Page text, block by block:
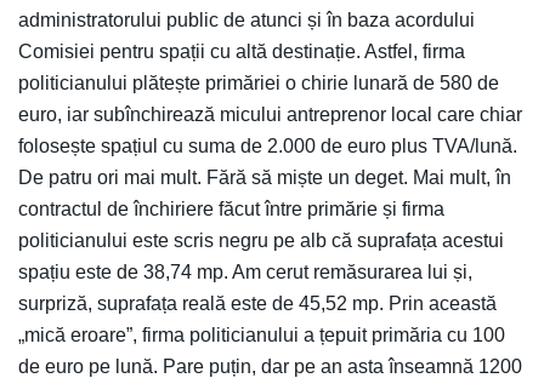
administratorului public de atunci și în baza acordului
Comisiei pentru spații cu altă destinație. Astfel, firma
politicianului plătește primăriei o chirie lunară de 580 de
euro, iar subînchirează micului antreprenor local care chiar
folosește spațiul cu suma de 2.000 de euro plus TVA/lună.
De patru ori mai mult. Fără să miște un deget. Mai mult, în
contractul de închiriere făcut între primărie și firma
politicianului este scris negru pe alb că suprafața acestui
spațiu este de 38,74 mp. Am cerut remăsurarea lui și,
surpriză, suprafața reală este de 45,52 mp. Prin această
„mică eroare”, firma politicianului a țepuit primăria cu 100
de euro pe lună. Pare puțin, dar pe an asta înseamnă 1200